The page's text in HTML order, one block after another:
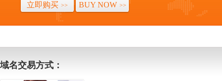
立即购买 >> BUY NOW >>
域名交易方式：